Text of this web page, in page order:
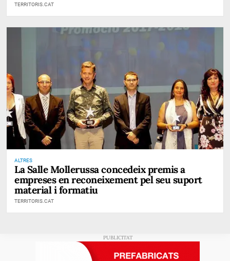
TERRITORIS.CAT
ALTRES
La Salle Mollerussa concedeix premis a
empreses en reconeixement pel seu suport
material i formatiu
TERRITORIS.CAT